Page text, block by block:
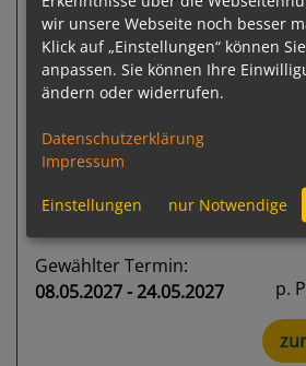
Previous
08.05.27
24.05.27 09.06.27
Gewählter Termin:
08.05.2027 - 24.05.2027
p.
wir unsere Webseite noch besser
Klick auf „Einstellungen“ können
anpassen. Sie können Ihre
ändern oder widerrufen.
Datenschutzerklärung
Impressum
Einstellungen nur Notwendige